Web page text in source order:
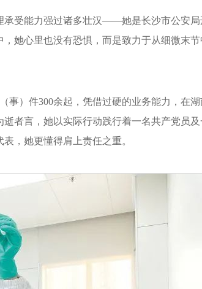
承受能力强过诸多壮汉——她是长沙市公安局
她心里也没有恐惧，而是致力于从细微末节
事）件300余起，凭借过硬的业务能力，在湖
者言，她以实际行动践行着一名共产党员及
，她更懂得肩上责任之重。